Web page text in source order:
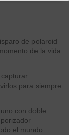
de polaroid
de la vida
para siempre
con doble
el mundo